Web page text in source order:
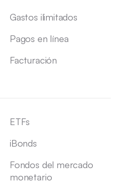
Gastos ilimitados
Pagos en línea
Facturación
ETFs
iBonds
Fondos del mercado
monetario